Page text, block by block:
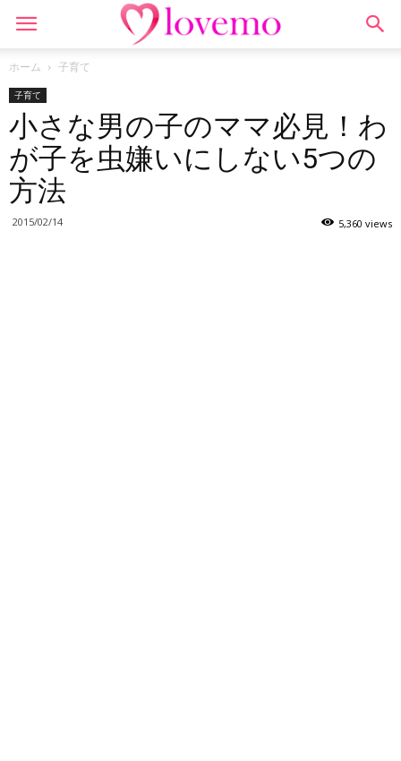
ホーム 子育て
子育て
小さな男の子のママ必見！わ
が子を虫嫌いにしない5つの
方法
2015/02/14 5,360 views